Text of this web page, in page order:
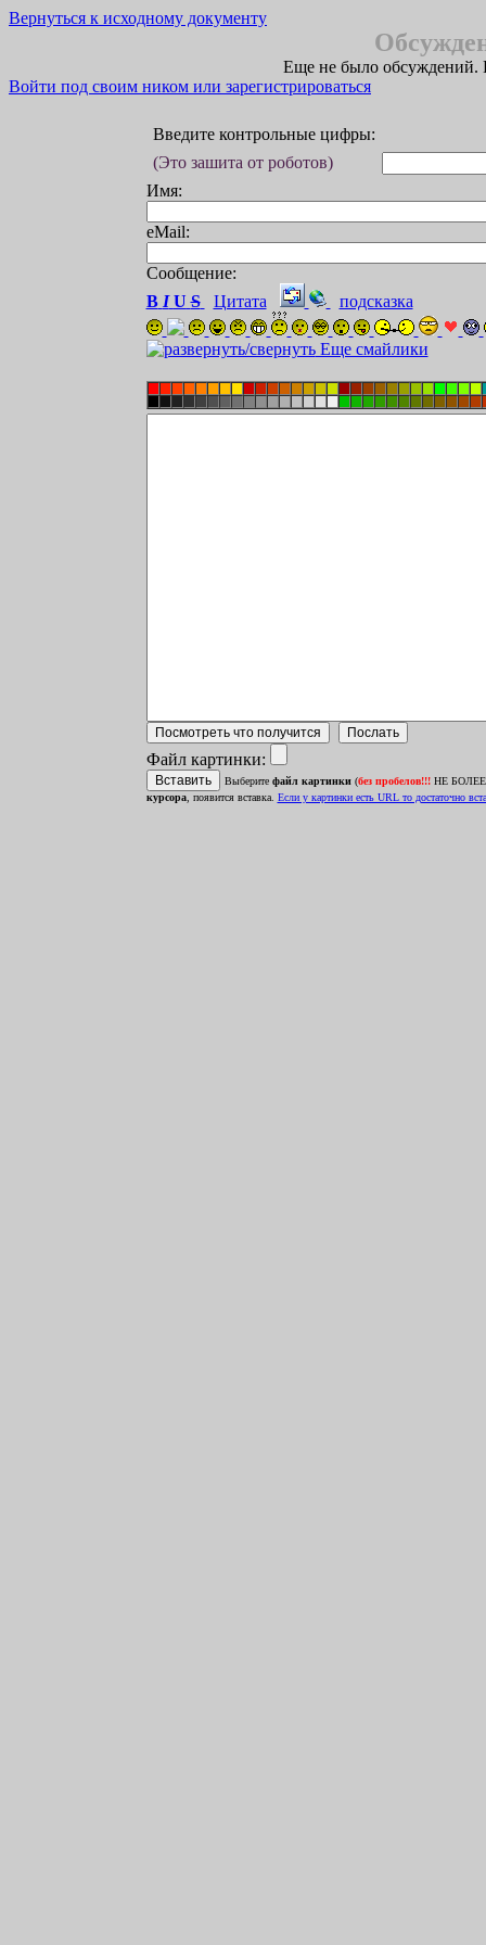
Вернуться к исходному документу
Еще не было обсуждений.
Войти под своим ником или зарегистрироваться
Введите контрольные цифры:
(Это зашита от роботов)
Имя:
eMail:
Сообщение:
B I U S Цитата подсказка
Еще смайлики
Файл картинки:
Выберите файл картинки(без пробелов!!!НЕ БОЛЕЕ
курсора, появится вставка. Ecли у картинки есть URL то достаточно